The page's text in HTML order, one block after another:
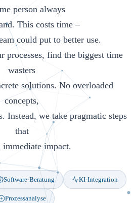
person always
This costs time –
could put to better use.
processes, find the biggest time
wasters
solutions. No overloaded
concepts,
Instead, we take pragmatic steps
that
immediate impact.
Ihr Schweizer Partner für
Software-Beratung KI-Integration
Prozessanalyse